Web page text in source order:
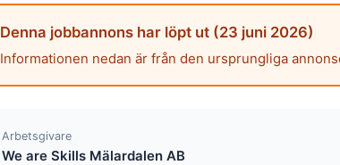
Denna jobbannons har löpt ut (23 juni 2026)
Informationen nedan är från den ursprungliga
Arbetsgivare
We are Skills Mälardalen AB